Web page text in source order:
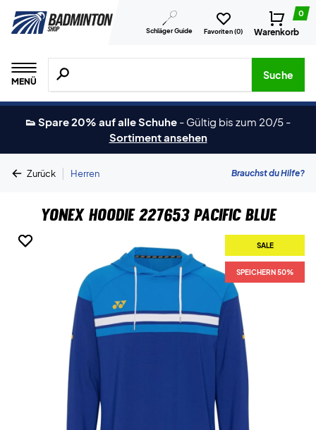
Schläger Guide Favoriten (0)
0
Warenkorb
MENÜ
Suche nach Produkten, Marken usw.
Suche
👟 Spare 20% auf alle Schuhe - Gültig bis zum 20/5 -
Sortiment ansehen
Zurück | Herren Brauchst du Hilfe?
Yonex Hoodie 227653 Pacific Blue
SALE
SPEICHERN 50%
SALE
SPEICHERN 50%